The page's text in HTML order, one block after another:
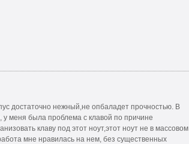
достаточно нежный,не опбаладет прочностью. В
меня была проблема с клавой по причине
клаву под этот ноут,этот ноут не в массовом
мне нравилась на нем, без существенных